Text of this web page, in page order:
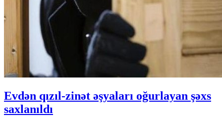
Evdən qızıl-zinət əşyaları oğurlayan şəxs
saxlanıldı